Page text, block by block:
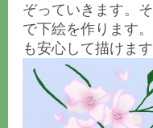
ぞっていきます。
で下絵を作ります
も安心して描けます